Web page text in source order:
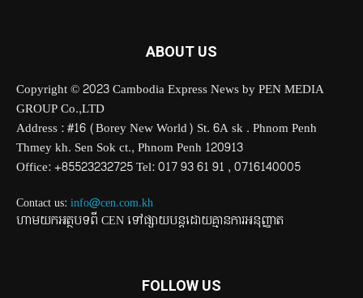
ABOUT US
Copyright © 2023 Cambodia Express News by PEN MEDIA
GROUP Co.,LTD
Address : #16 (Borey New World) St. 6A sk . Phnom Penh
Thmey kh. Sen Sok ct., Phnom Penh 120913
Office: +85523232725 Tel: 017 93 61 91 , 0716140005
Contact us: info@cen.com.kh
ហាមយកអត្ថបទពី CEN ទៅផ្សាយបន្តដោយគ្មានការអនុញ្ញាត
FOLLOW US